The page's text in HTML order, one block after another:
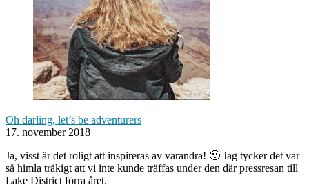
Oh darling, let’s be adventurers
17. november 2018
Ja, visst är det roligt att inspireras av varandra! 🙂 Jag tycker det var
så himla tråkigt att vi inte kunde träffas under den där pressresan till
Lake District förra året.